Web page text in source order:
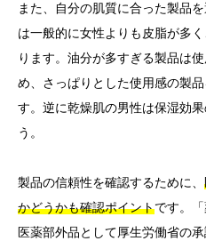
また、自分の肌質に合った製品
は一般的に女性よりも皮脂が多
ります。油分が多すぎる製品は
め、さっぱりとした使用感の製
す。逆に乾燥肌の男性は保湿効
う。
製品の信頼性を確認するために、
かどうかも確認ポイントです。
医薬部外品として厚生労働省の